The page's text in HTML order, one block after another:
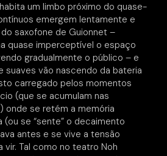
um limbo próximo do quase-
emergem lentamente e
saxofone de Guionnet –
quase imperceptível o espaço
gradualmente o público – e
suaves vão nascendo da bateria
carregado pelos momentos
(que se acumulam nas
onde se retém a memória
se “sente” o decaimento
antes e se vive a tensão
vir. Tal como no teatro Noh